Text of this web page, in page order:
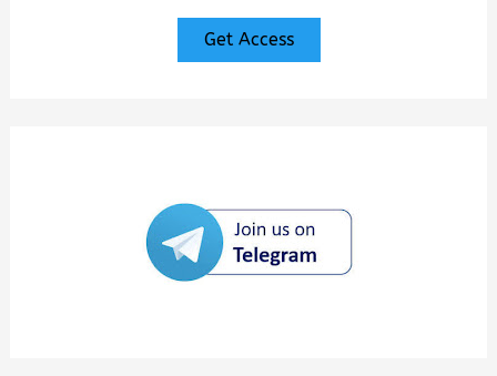
Get Access